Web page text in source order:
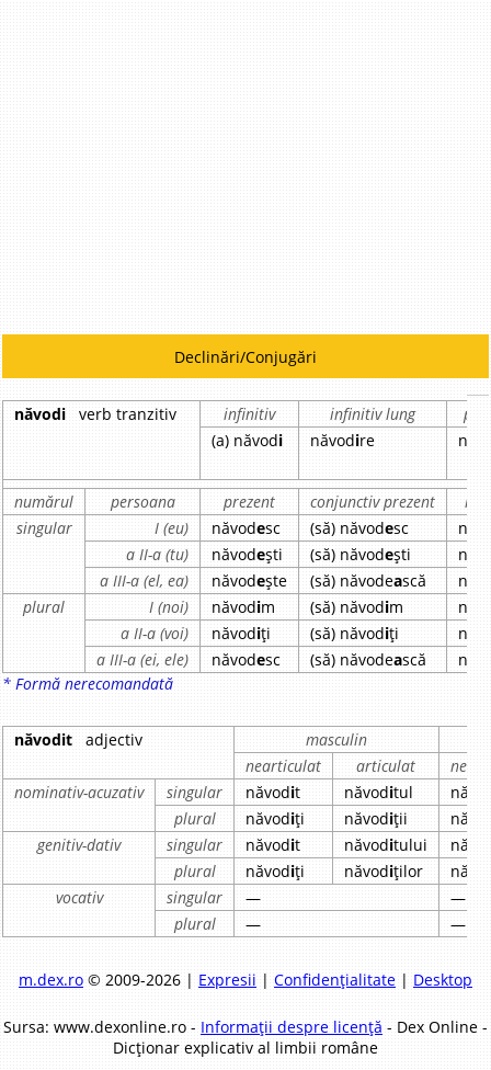
Declinări/Conjugări
năvodi verb tranzitiv infinitiv infinitiv lung
(a) năvodi năvodire
numărul persoana prezent conjunctiv prezent
singular
I (eu) năvodesc (să) năvodesc
a II-a (tu)
năvodești (să) năvodești
a III-a (el, ea)
năvodește (să) năvodească
plural
I (noi) năvodim (să) năvodim
a II-a (voi)
năvodiți (să) năvodiți
a III-a (ei, ele)
năvodesc (să) năvodească
* Formă nerecomandată
năvodit adjectiv
masculin
nearticulat
articulat
nominativ-acuzativ
singular năvodit năvoditul
plural
năvodiți năvodiții
genitiv-dativ
singular năvodit năvoditului
plural
năvodiți năvodiților
vocativ
singular —
—
plural
— —
m.dex.ro© 2009-2026 | Expresii | Confidențialitate| Desktop
Sursa: www.dexonline.ro - Informații despre licență - Dex Online -
Dicționar explicativ al limbii române